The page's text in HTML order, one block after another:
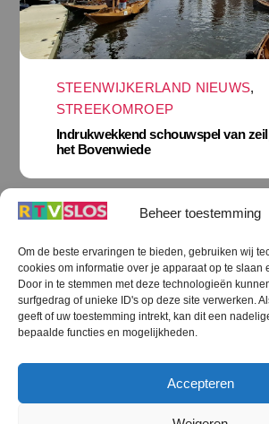
Beheer toestemming
Om de beste ervaringen te bieden, gebruiken wij
cookies om informatie over je apparaat op te slaan
Door in te stemmen met deze technologieën
surfgedrag of unieke ID's op deze site verwerken.
geeft of uw toestemming intrekt, kan dit een
bepaalde functies en mogelijkheden.
Accepteren
STEENWIJKERLAND NIEUWS,
STREEKOMROEP
Indrukwekkend schouwspel van
het Bovenwiede
STEENWIJKERLAND NIEUWS